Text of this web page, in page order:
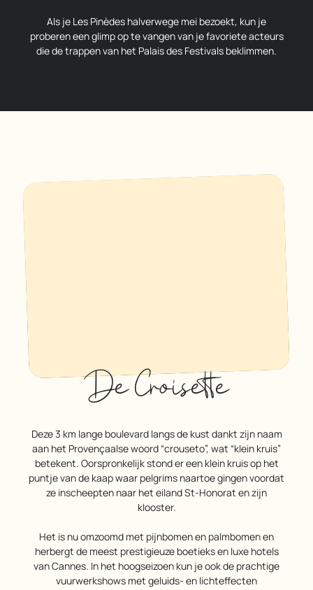
Als je Les Pinèdes halverwege mei bezoekt, kun je
proberen een glimp op te vangen van je favoriete acteurs
die de trappen van het Palais des Festivals beklimmen.
De Croisette
Deze 3 km lange boulevard langs de kust dankt zijn naam
aan het Provençaalse woord “crouseto”, wat “klein kruis”
betekent. Oorspronkelijk stond er een klein kruis op het
puntje van de kaap waar pelgrims naartoe gingen voordat
ze inscheepten naar het eiland St-Honorat en zijn
klooster.
Het is nu omzoomd met pijnbomen en palmbomen en
herbergt de meest prestigieuze boetieks en luxe hotels
van Cannes. In het hoogseizoen kun je ook de prachtige
vuurwerkshows met geluids- en lichteffecten